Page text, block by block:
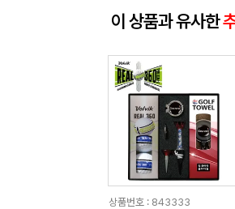
이 상품과 유사한
상품번호 : 843333